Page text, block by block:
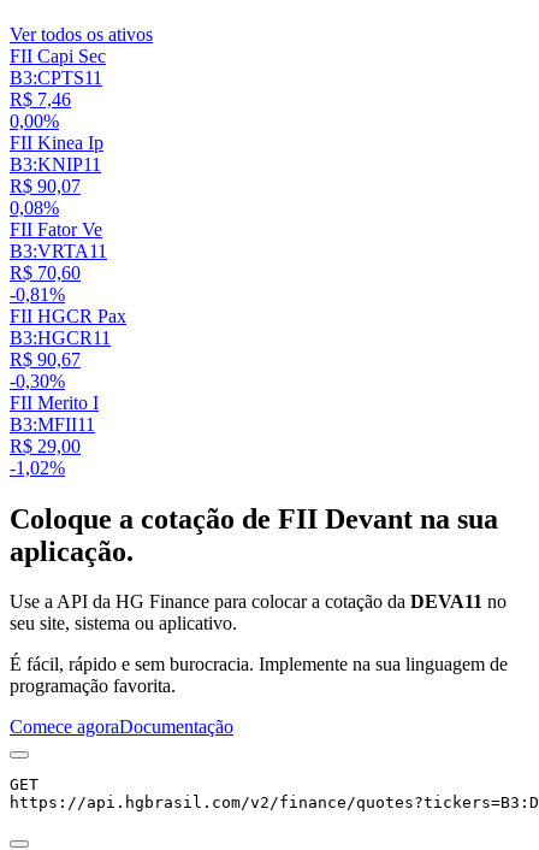
Ver todos os ativos
FII Capi Sec
B3:CPTS11
R$ 7,46
0,00%
FII Kinea Ip
B3:KNIP11
R$ 90,07
0,08%
FII Fator Ve
B3:VRTA11
R$ 70,60
-0,81%
FII HGCR Pax
B3:HGCR11
R$ 90,67
-0,30%
FII Merito I
B3:MFII11
R$ 29,00
-1,02%
Coloque a cotação de FII Devant na sua
aplicação.
Use a API da HG Finance para colocar a cotação da DEVA11 no
seu site, sistema ou aplicativo.
É fácil, rápido e sem burocracia. Implemente na sua linguagem de
programação favorita.
Comece agoraDocumentação
GET
https://api.hgbrasil.com/v2/finance/quotes?tickers=